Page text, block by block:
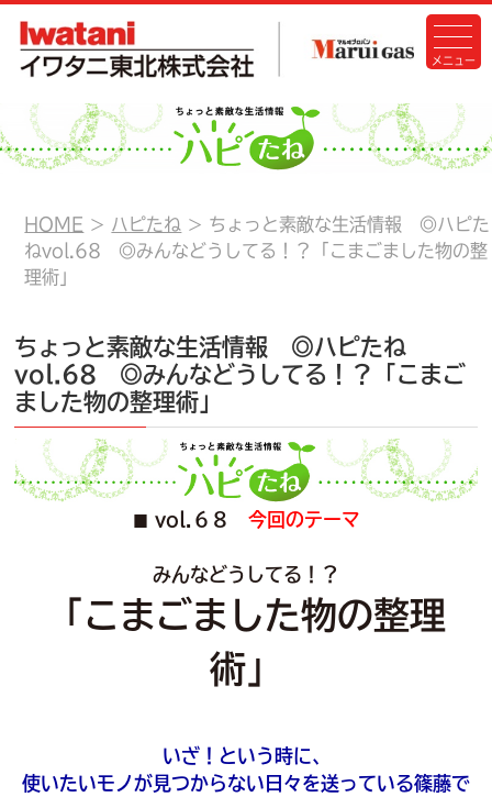
HOME ハピたね
ちょっと素敵な生活情報 ◎ハピた
ねvol.68 ◎みんなどうしてる！？「こまごました物の整
理術」
ちょっと素敵な生活情報 ◎ハピたね
vol.68 ◎みんなどうしてる！？「こまご
ました物の整理術」
vol.６８ 今回のテーマ
みんなどうしてる！？
「こまごました物の整理
術」
いざ！という時に、
使いたいモノが見つからない日々を送っている篠藤で